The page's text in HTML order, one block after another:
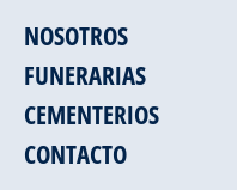
NOSOTROS
FUNERARIAS
CEMENTERIOS
CONTACTO